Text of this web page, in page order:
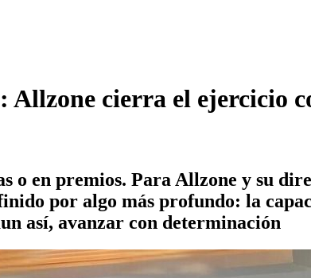
Allzone cierra el ejercicio
o en premios. Para Allzone y su
por algo más profundo: la
así, avanzar con determinación